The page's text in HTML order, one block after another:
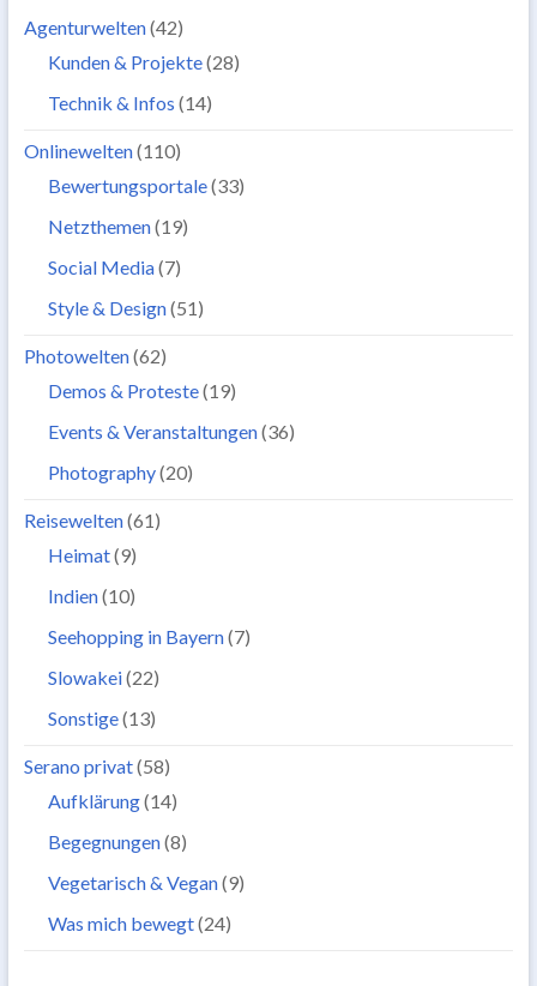
Agenturwelten(42)
Kunden & Projekte(28)
Technik & Infos (14)
Onlinewelten(110)
Bewertungsportale(33)
Netzthemen(19)
Social Media(7)
Style & Design(51)
Photowelten(62)
Demos & Proteste(19)
Events & Veranstaltungen(36)
Photography(20)
Reisewelten(61)
Heimat(9)
Indien(10)
Seehopping in Bayern(7)
Slowakei(22)
Sonstige(13)
Serano privat(58)
Aufklärung(14)
Begegnungen(8)
Vegetarisch & Vegan(9)
Was mich bewegt(24)